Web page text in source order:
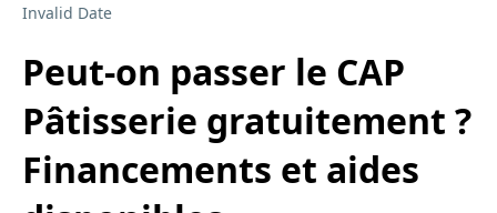
Invalid Date
Peut-on passer le CAP
Pâtisserie gratuitement ?
Financements et aides